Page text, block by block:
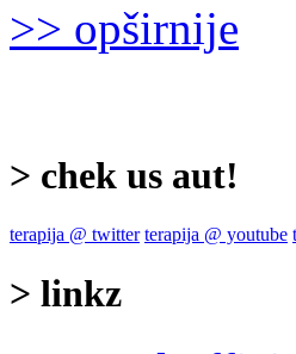
>> opširnije
> chek us aut!
terapija @ twitter terapija @ youtube
> linkz